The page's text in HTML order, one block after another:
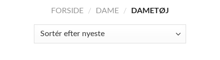
FORSIDE / DAME / DAMETØJ